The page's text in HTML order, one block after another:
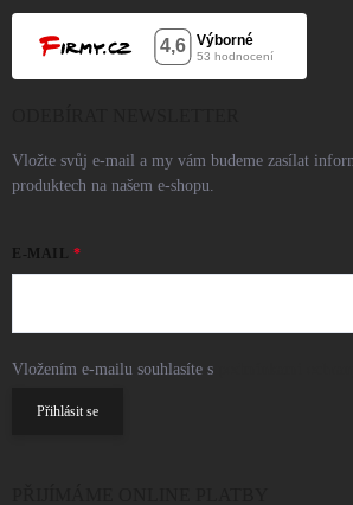
Vložte svůj e-mail a my vám budeme zasílat
produktech na našem e-shopu.
E-MAIL
Vložením e-mailu souhlasíte s
Přihlásit se